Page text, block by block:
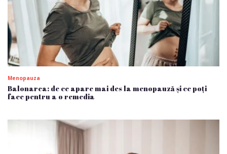
Menopauza
Balonarea: de ce apare mai des la menopauză și ce poți
face pentru a o remedia